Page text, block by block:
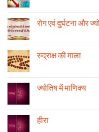
मंगल
ग्रह
अनुसार
तेजी-
रोग एवं दुर्घटना और
रोग
एवं
रुद्राक्ष की माला
रुद्राक्ष
की
ज्योतिष में माणिक्य
ज्योतिष
मेंहीरा